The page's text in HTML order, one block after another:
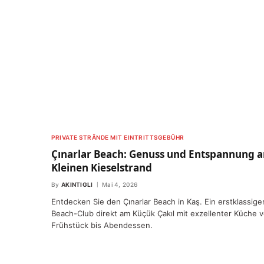
PRIVATE STRÄNDE MIT EINTRITTSGEBÜHR
Çınarlar Beach: Genuss und Entspannung
Kleinen Kieselstrand
By AKINTIGLI Mai 4, 2026
Entdecken Sie den Çınarlar Beach in Kaş. Ein
Beach-Club direkt am Küçük Çakıl mit exzellenter Küche
Frühstück bis Abendessen.